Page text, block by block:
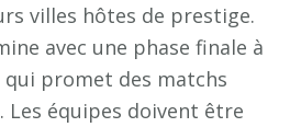
villes hôtes de prestige.
avec une phase finale à
promet des matchs
Les équipes doivent être